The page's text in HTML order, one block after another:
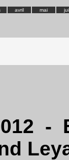
avril mai
-